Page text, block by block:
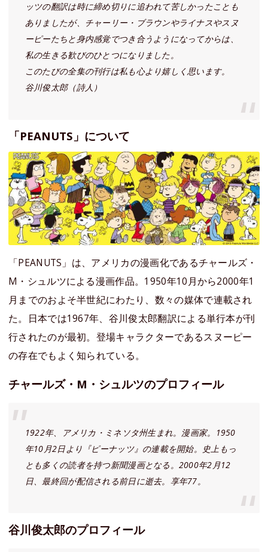
ッツの翻訳は時に締め切りに追われて苦しかったことも
ありましたが、チャーリー・ブラウンやライナスやスヌ
ーピーたちと身内感覚でつき合うようになってからは、
私の生きる歓びのひとつになりました。
このたびの全集の刊行は私も心より嬉しく思います。
谷川俊太郎（詩人）
「PEANUTS」について
「PEANUTS」は、アメリカの漫画化であるチャールズ・
M・シュルツによる漫画作品。1950年10月から2000年1
月までのおよそ半世紀にわたり、数々の媒体で連載され
た。日本では1967年、谷川俊太郎翻訳による単行本が刊
行されたのが最初。登場キャラクターであるスヌーピー
の存在でもよく知られている。
チャールズ・M・シュルツのプロフィール
1922年、アメリカ・ミネソタ州生まれ。漫画家。1950
年10月2日より『ピーナッツ』の連載を開始。史上もっ
とも多くの読者を持つ新聞漫画となる。2000年2月12
日、最終回が配信される前日に逝去。享年77。
谷川俊太郎のプロフィール